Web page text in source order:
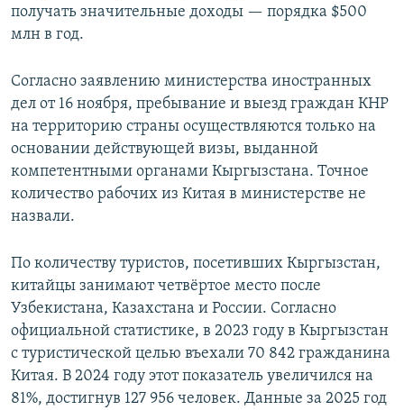
получать значительные доходы — порядка $500
млн в год.
Согласно заявлению министерства иностранных
дел от 16 ноября, пребывание и выезд граждан КНР
на территорию страны осуществляются только на
основании действующей визы, выданной
компетентными органами Кыргызстана. Точное
количество рабочих из Китая в министерстве не
назвали.
По количеству туристов, посетивших Кыргызстан,
китайцы занимают четвёртое место после
Узбекистана, Казахстана и России. Согласно
официальной статистике, в 2023 году в Кыргызстан
с туристической целью въехали 70 842 гражданина
Китая. В 2024 году этот показатель увеличился на
81%, достигнув 127 956 человек. Данные за 2025 год